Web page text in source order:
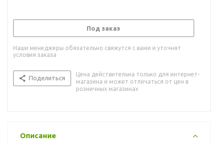
Под заказ
Наши менеджеры обязательно свяжутся с вами и уточнят
условия заказа
Поделиться
Цена действительна только для интернет-
магазина и может отличаться от цен в
розничных магазинах
Описание